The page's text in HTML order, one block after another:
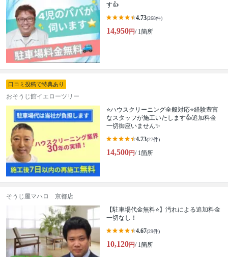
す👍
4.73(268件)
14,950円/ 1箇所
口コミ投稿で特典あり
おそうじ館イエローツリー
⭐ハウスクリーニング全般対応⭐経験豊富
なスタッフが施工いたします👍追加料金
一切御座いません✨
4.73(27件)
14,500円/ 1箇所
そうじ屋マハロ 京都店
【駐車場代金無料⭐️】汚れによる追加料金
一切なし！
4.67(29件)
10,120円/ 1箇所